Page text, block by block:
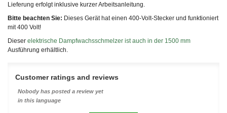
Lieferung erfolgt inklusive kurzer Arbeitsanleitung.
Bitte beachten Sie: Dieses Gerät hat einen 400-Volt-Stecker und funktioniert
mit 400 Volt!
Dieser elektrische Dampfwachsschmelzer ist auch in der 1500 mm
Ausführung erhältlich.
Customer ratings and reviews
Nobody has posted a review yet
in this language